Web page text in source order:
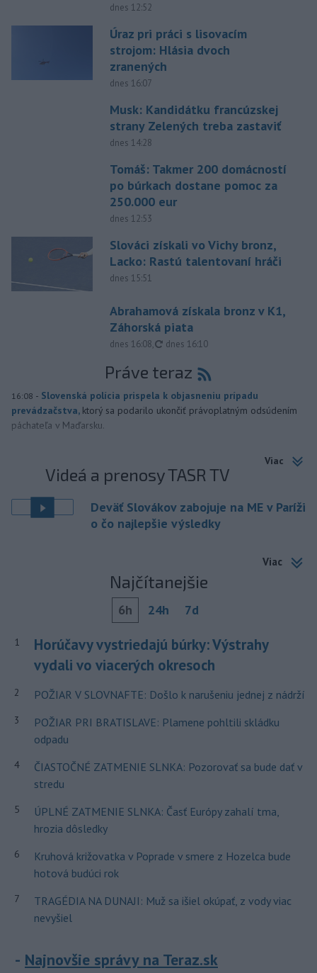
dnes 12:52
Úraz pri práci s lisovacím
strojom: Hlásia dvoch
zranených
dnes 16:07
Musk: Kandidátku francúzskej
strany Zelených treba zastaviť
dnes 14:28
Tomáš: Takmer 200 domácností
po búrkach dostane pomoc za
250.000 eur
dnes 12:53
Slováci získali vo Vichy bronz,
Lacko: Rastú talentovaní hráči
dnes 15:51
Abrahamová získala bronz v K1,
Záhorská piata
dnes 16:08, aktualizované
dnes 16:10
Práve teraz
16:08 - Slovenská polícia prispela k objasneniu prípadu
prevádzačstva, ktorý sa podarilo ukončiť právoplatným odsúdením
páchateľa v Maďarsku.
Viac
Videá a prenosy TASR TV
Deväť Slovákov zabojuje na ME v Paríži
o čo najlepšie výsledky
Viac
Najčítanejšie
6h 24h 7d
1
Horúčavy vystriedajú búrky: Výstrahy
vydali vo viacerých okresoch
2 POŽIAR V SLOVNAFTE: Došlo k narušeniu jednej z nádrží
3
POŽIAR PRI BRATISLAVE: Plamene pohltili skládku
odpadu
4
ČIASTOČNÉ ZATMENIE SLNKA: Pozorovať sa bude dať v
stredu
5
ÚPLNÉ ZATMENIE SLNKA: Časť Európy zahalí tma,
hrozia dôsledky
6
Kruhová križovatka v Poprade v smere z Hozelca bude
hotová budúci rok
7
TRAGÉDIA NA DUNAJI: Muž sa išiel okúpať, z vody viac
nevyšiel
Najnovšie správy na Teraz.sk